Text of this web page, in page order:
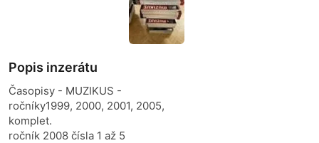
Popis inzerátu
Časopisy - MUZIKUS -
ročníky1999, 2000, 2001, 2005,
komplet.
ročník 2008 čísla 1 až 5